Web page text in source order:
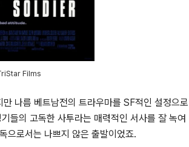
Films
나름 베트남전의 트라우마를 SF적인 설정으로
들의 고독한 사투라는 매력적인 서사를 잘 녹여
으로서는 나쁘지 않은 출발이었죠.